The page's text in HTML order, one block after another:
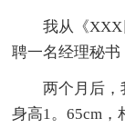
我从《
聘一名经理秘书
两个月后，
身高1。65cm，